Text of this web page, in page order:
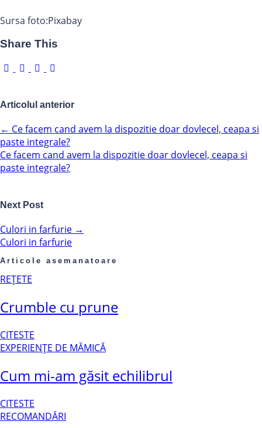
Sursa foto:Pixabay
Share This
Articolul anterior
← Ce facem cand avem la dispozitie doar dovlecel, ceapa si
paste integrale?
Ce facem cand avem la dispozitie doar dovlecel, ceapa si
paste integrale?
Next Post
Culori in farfurie →
Culori in farfurie
Articole asemanatoare
REȚETE
Crumble cu prune
CITESTE
EXPERIENȚE DE MĂMICĂ
Cum mi-am găsit echilibrul
CITESTE
RECOMANDĂRI